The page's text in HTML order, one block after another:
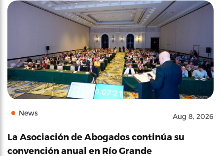
News Aug 8, 2026
La Asociación de Abogados continúa su
convención anual en Río Grande